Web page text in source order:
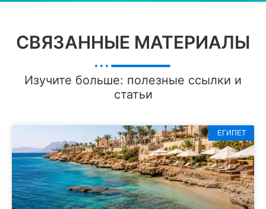
СВЯЗАННЫЕ МАТЕРИАЛЫ
Изучите больше: полезные ссылки и
статьи
ЕГИПЕТ